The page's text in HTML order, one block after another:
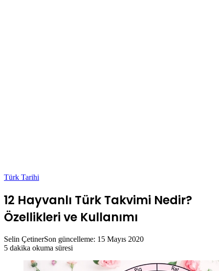
Türk Tarihi
12 Hayvanlı Türk Takvimi Nedir?
Özellikleri ve Kullanımı
Selin ÇetinerSon güncelleme: 15 Mayıs 2020
5 dakika okuma süresi